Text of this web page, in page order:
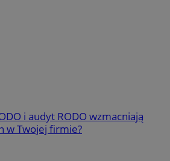
i audyt RODO wzmacniają
w Twojej firmie?